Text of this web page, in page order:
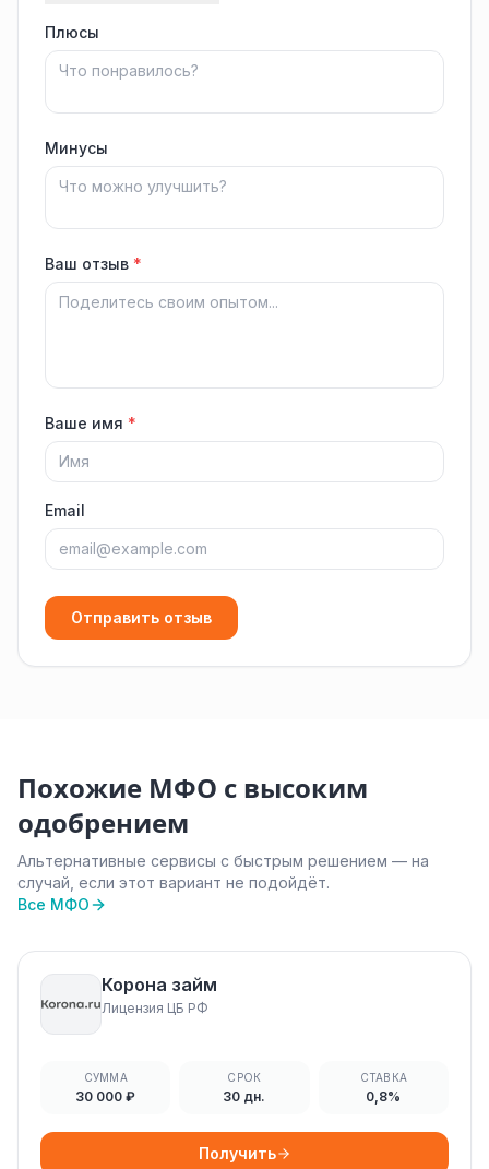
Плюсы
Минусы
Ваш отзыв *
Ваше имя *
Email
Отправить отзыв
Похожие МФО с высоким
одобрением
Альтернативные сервисы с быстрым решением — на
случай, если этот вариант не подойдёт.
Все МФО
Корона займ
Лицензия ЦБ РФ
СУММА
30 000 ₽
СРОК
30 дн.
СТАВКА
0,8%
Получить